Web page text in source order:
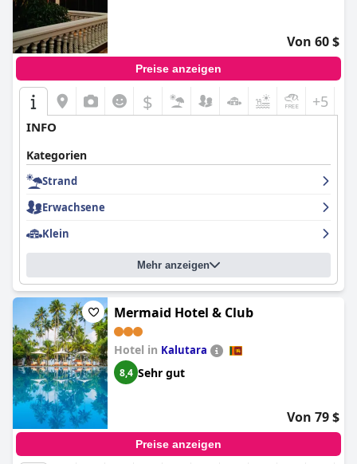
Von 60 $
Preise anzeigen
$ +5
INFO
Kategorien
Strand
Erwachsene
Klein
Mehr anzeigen
Mermaid Hotel & Club
Hotel in Kalutara
8,4 Sehr gut
Von 79 $
Preise anzeigen